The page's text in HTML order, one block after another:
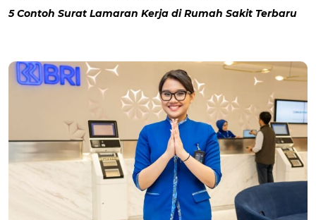
5 Contoh Surat Lamaran Kerja di Rumah Sakit Terbaru